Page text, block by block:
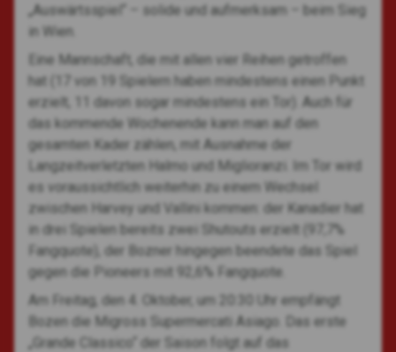
„Auswärtsspiel“ – solide und aufmerksam – beim Sieg
in Wien.
Eine Mannschaft, die mit allen vier Reihen getroffen
hat (17 von 19 Spielern haben mindestens einen Punkt
erzielt, 11 davon sogar mindestens ein Tor). Auch für
das kommende Wochenende kann man auf den
gesamten Kader zählen, mit Ausnahme der
Langzeitverletzten Halmo und Miglioranzi. Im Tor wird
es voraussichtlich weiterhin zu einem Wechsel
zwischen Harvey und Vallini kommen: der Kanadier hat
in drei Spielen bereits zwei Shutouts erzielt (97,7%
Fangquote), der Bozner hingegen beendete das Spiel
gegen die Pioneers mit 92,6% Fangquote.
Am Freitag, den 4. Oktober, um 20:30 Uhr empfängt
Bozen die Migross Supermercati Asiago. Das erste
„Grande Classico“ der Saison folgt auf das